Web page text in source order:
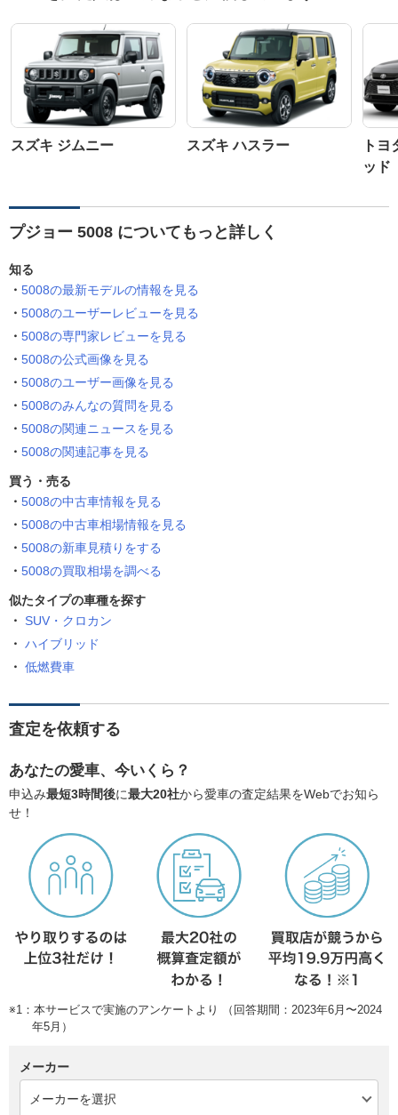
スズキ ジムニー スズキ ハスラー
ト
ッド
プジョー 5008 についてもっと詳しく
知る
5008の最新モデルの情報を見る
5008のユーザーレビューを見る
5008の専門家レビューを見る
5008の公式画像を見る
5008のユーザー画像を見る
5008のみんなの質問を見る
5008の関連ニュースを見る
5008の関連記事を見る
買う・売る
5008の中古車情報を見る
5008の中古車相場情報を見る
5008の新車見積りをする
5008の買取相場を調べる
似たタイプの車種を探す
SUV・クロカン
ハイブリッド
低燃費車
査定を依頼する
あなたの愛車、今いくら？
申込み最短3時間後に最大20社から愛車の査定結果をWebでお知ら
せ！
※1：本サービスで実施のアンケートより （回答期間：2023年6月〜2024
年5月）
メーカー